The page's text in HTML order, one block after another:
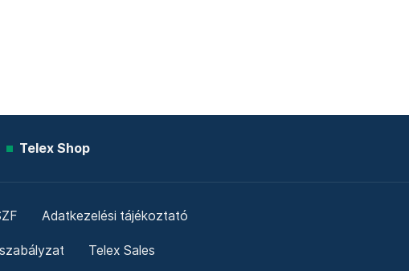
Telex Shop
Adatkezelési tájékoztató
Telex Sales